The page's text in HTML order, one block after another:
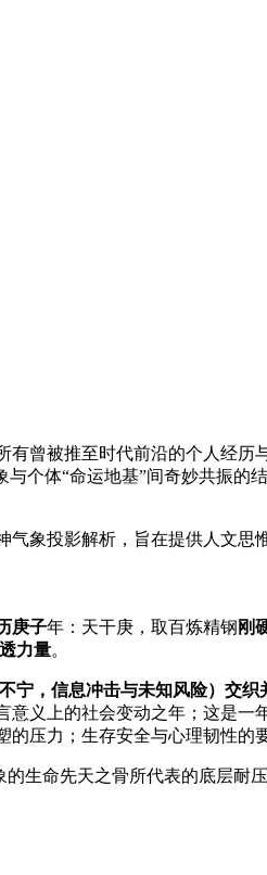
曾被推至时代前沿的个人经
个体“命运地基”间奇妙共振的
象投影解析，旨在提供人文
庚子年：天干庚，取百炼精钢 刚
力量。
宁，信息冲击与未知风险）交织
义上的社会变动之年；这是一
力；生存安全与心理韧性的
命先天之骨所代表的底层耐